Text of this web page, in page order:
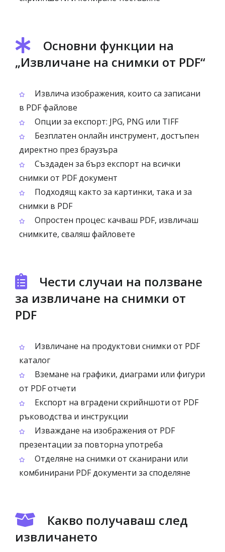
Основни функции на
„Извличане на снимки от PDF“
Извлича изображения, които са записани
в PDF файлове
Опции за експорт: JPG, PNG или TIFF
Безплатен онлайн инструмент, достъпен
директно през браузъра
Създаден за бърз експорт на всички
снимки от PDF документ
Подходящ както за картинки, така и за
снимки в PDF
Опростен процес: качваш PDF, извличаш
снимките, сваляш файловете
Чести случаи на ползване
за извличане на снимки от
PDF
Извличане на продуктови снимки от PDF
каталог
Вземане на графики, диаграми или фигури
от PDF отчети
Експорт на вградени скрийншоти от PDF
ръководства и инструкции
Изваждане на изображения от PDF
презентации за повторна употреба
Отделяне на снимки от сканирани или
комбинирани PDF документи за споделяне
Какво получаваш след
извличането